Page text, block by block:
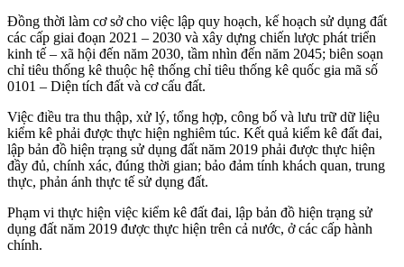
Đồng thời làm cơ sở cho việc lập quy hoạch, kế hoạch sử dụng đất
các cấp giai đoạn 2021 – 2030 và xây dựng chiến lược phát triển
kinh tế – xã hội đến năm 2030, tầm nhìn đến năm 2045; biên soạn
chỉ tiêu thống kê thuộc hệ thống chỉ tiêu thống kê quốc gia mã số
0101 – Diện tích đất và cơ cấu đất.
Việc điều tra thu thập, xử lý, tổng hợp, công bố và lưu trữ dữ liệu
kiểm kê phải được thực hiện nghiêm túc. Kết quả kiểm kê đất đai,
lập bản đồ hiện trạng sử dụng đất năm 2019 phải được thực hiện
đầy đủ, chính xác, đúng thời gian; bảo đảm tính khách quan, trung
thực, phản ánh thực tế sử dụng đất.
Phạm vi thực hiện việc kiểm kê đất đai, lập bản đồ hiện trạng sử
dụng đất năm 2019 được thực hiện trên cả nước, ở các cấp hành
chính.